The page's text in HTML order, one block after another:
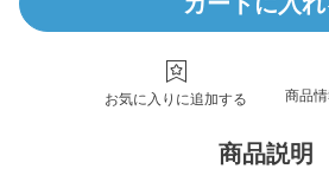
お気に入りに追加する 商品
商品説明